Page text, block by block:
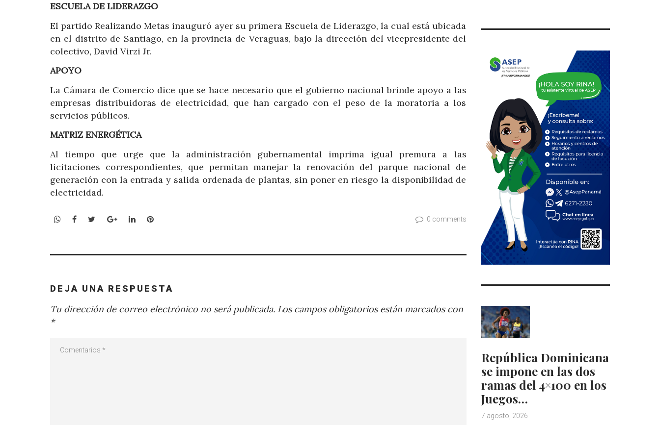
ESCUELA DE LIDERAZGO
El partido Realizando Metas inauguró ayer su primera Escuela de Liderazgo, la cual está ubicada
en el distrito de Santiago, en la provincia de Veraguas, bajo la dirección del vicepresidente del
colectivo, David Virzi Jr.
APOYO
La Cámara de Comercio dice que se hace necesario que el gobierno nacional brinde apoyo a las
empresas distribuidoras de electricidad, que han cargado con el peso de la moratoria a los
servicios públicos.
MATRIZ ENERGÉTICA
Al tiempo que urge que la administración gubernamental imprima igual premura a las
licitaciones correspondientes, que permitan manejar la renovación del parque nacional de
generación con la entrada y salida ordenada de plantas, sin poner en riesgo la disponibilidad de
electricidad.
WhatsApp
Facebook
TwitterGoogle+LinkedInPinterest 0 comments
DEJA UNA RESPUESTA
Tu dirección de correo electrónico no será publicada. Los campos obligatorios están marcados con
*
República Dominicana
se impone en las dos
ramas del 4×100 en los
Juegos…
7 agosto, 2026